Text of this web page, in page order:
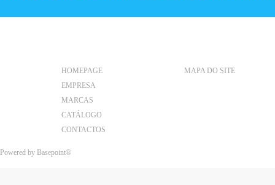
HOMEPAGE
EMPRESA
MARCAS
CATÁLOGO
CONTACTOS
MAPA DO SITE
Powered by Basepoint®